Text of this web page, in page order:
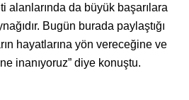
alanlarında da büyük başarılara
Bugün burada paylaştığı
hayatlarına yön vereceğine ve
inanıyoruz” diye konuştu.